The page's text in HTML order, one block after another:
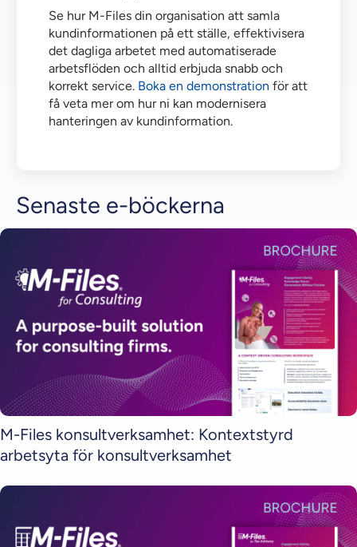
Se hur M-Files din organisation att samla
kundinformationen på ett ställe, effektivisera
det dagliga arbetet med automatiserade
arbetsflöden och alltid erbjuda snabb och
korrekt service. Boka en demonstration för att
få veta mer om hur ni kan modernisera
hanteringen av kundinformation.
Senaste e-böckerna
M-Files konsultverksamhet: Kontextstyrd
arbetsyta för konsultverksamhet